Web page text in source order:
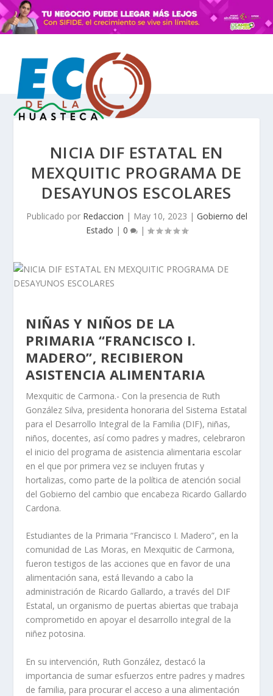
NICIA DIF ESTATAL EN
MEXQUITIC PROGRAMA DE
DESAYUNOS ESCOLARES
Publicado por Redaccion | May 10, 2023 | Gobierno del
Estado | 0 |
NIÑAS Y NIÑOS DE LA
PRIMARIA “FRANCISCO I.
MADERO”, RECIBIERON
ASISTENCIA ALIMENTARIA
Mexquitic de Carmona.- Con la presencia de Ruth
González Silva, presidenta honoraria del Sistema Estatal
para el Desarrollo Integral de la Familia (DIF), niñas,
niños, docentes, así como padres y madres, celebraron
el inicio del programa de asistencia alimentaria escolar
en el que por primera vez se incluyen frutas y
hortalizas, como parte de la política de atención social
del Gobierno del cambio que encabeza Ricardo Gallardo
Cardona.
Estudiantes de la Primaria “Francisco I. Madero”, en la
comunidad de Las Moras, en Mexquitic de Carmona,
fueron testigos de las acciones que en favor de una
alimentación sana, está llevando a cabo la
administración de Ricardo Gallardo, a través del DIF
Estatal, un organismo de puertas abiertas que trabaja
comprometido en apoyar el desarrollo integral de la
niñez potosina.
En su intervención, Ruth González, destacó la
importancia de sumar esfuerzos entre padres y madres
de familia, para procurar el acceso a una alimentación